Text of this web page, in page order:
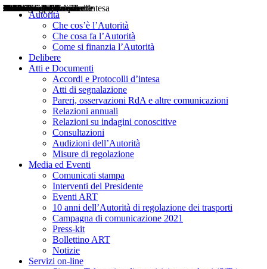
Autorità
Che cos’è l’Autorità
Che cosa fa l’Autorità
Come si finanzia l’Autorità
Delibere
Atti e Documenti
Accordi e Protocolli d’intesa
Atti di segnalazione
Pareri, osservazioni RdA e altre comunicazioni
Relazioni annuali
Relazioni su indagini conoscitive
Consultazioni
Audizioni dell’Autorità
Misure di regolazione
Media ed Eventi
Comunicati stampa
Interventi del Presidente
Eventi ART
10 anni dell’Autorità di regolazione dei trasporti
Campagna di comunicazione 2021
Press-kit
Bollettino ART
Notizie
Servizi on-line
Delibere
Pareri
Consultazioni
Audizioni
Atti di Segnalazione
Accordi e Protocolli d'Intesa
Relazioni annuali
Misure di regolazione
Notizie
Comunicati Stampa
Bollettini ART
Convegni ART
Interviste del Presidente
Articoli in primo piano
Interventi del Presidente
2004
2005
2010
2013
2014
2015
2016
2017
2018
2019
202
2020
2021
2022
2023
2024
2025
2026
Aereo
Marittimo
Terrestre